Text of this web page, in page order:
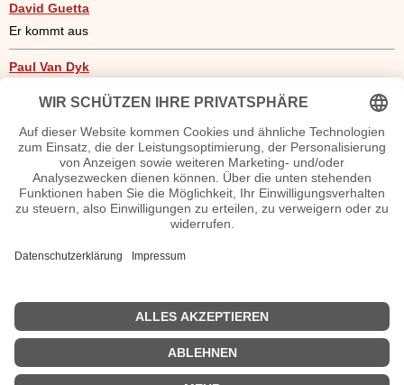
David Guetta
Er kommt aus
Paul Van Dyk
Sven Väth
Gastauftritte auf dem
Martin Garrix